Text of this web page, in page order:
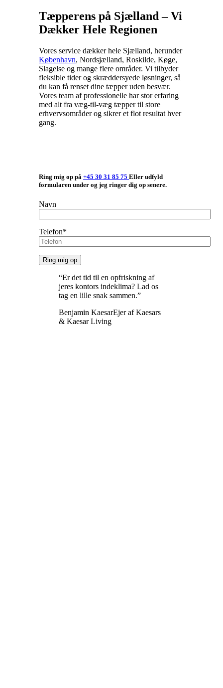
Tæpperens på Sjælland – Vi
Dækker Hele Regionen
Vores service dækker hele Sjælland, herunder
København, Nordsjælland, Roskilde, Køge,
Slagelse og mange flere områder. Vi tilbyder
fleksible tider og skræddersyede løsninger, så
du kan få renset dine tæpper uden besvær.
Vores team af professionelle har stor erfaring
med alt fra væg-til-væg tæpper til store
erhvervsområder og sikrer et flot resultat hver
gang.
Ring mig op på+45 30 31 85 75Eller udfyld
formularen under og jeg ringer dig op senere.
Navn
Telefon*
“Er det tid til en opfriskning af
jeres kontors indeklima? Lad os
tag en lille snak sammen.”
Benjamin KaesarEjer af Kaesars
& Kaesar Living